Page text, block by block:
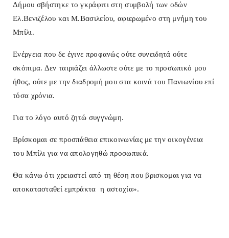
Δήμου σβήστηκε το γκράφιτι στη συμβολή των οδών
Ελ.Βενιζέλου και Μ.Βασιλείου, αφιερωμένο στη μνήμη του
Μπίλι.
Ενέργεια που δε έγινε προφανώς ούτε συνειδητά ούτε
σκόπιμα. Δεν ταιριάζει άλλωστε ούτε με το προσωπικό μου
ήθος, ούτε με την διαδρομή μου στα κοινά του Πανιωνίου επί
τόσα χρόνια.
Για το λόγο αυτό ζητώ συγγνώμη.
Βρίσκομαι σε προσπάθεια επικοινωνίας με την οικογένεια
του Μπίλι για να απολογηθώ προσωπικά.
Θα κάνω ότι χρειαστεί από τη θέση που βρισκομαι για να
αποκατασταθεί εμπράκτα η αστοχία».